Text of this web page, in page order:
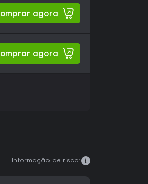
agora
agora
Informação de risco: